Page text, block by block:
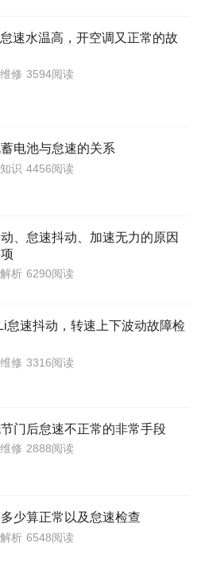
速水温高，开空调又正常的故
修 3594阅读
电池与怠速的关系
识 4456阅读
、怠速抖动、加速无力的原因
析 6290阅读
怠速抖动，转速上下波动故障检
修 3316阅读
门后怠速不正常的非常手段
修 2888阅读
少算正常以及怠速检查
析 6548阅读